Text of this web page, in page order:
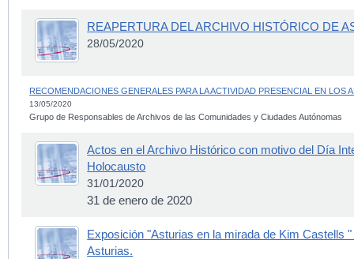
REAPERTURA DEL ARCHIVO HISTÓRICO DE
28/05/2020
RECOMENDACIONES GENERALES PARA LA ACTIVIDAD PRESENCIAL EN LOS
13/05/2020
Grupo de Responsables de Archivos de las Comunidades y Ciudades Autónomas
Actos en el Archivo Histórico con motivo del Día
Holocausto
31/01/2020
31 de enero de 2020
Exposición "Asturias en la mirada de Kim Castells
Asturias.